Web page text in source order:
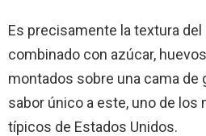
Es precisamente la textura
combinado con azúcar,
montados sobre una cama de
sabor único a este, uno de
típicos de Estados Unidos.